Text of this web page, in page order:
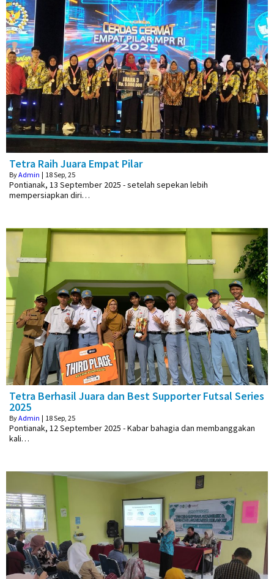
Tetra Raih Juara Empat Pilar
ByAdmin | 18Sep, 25
Pontianak, 13 September 2025 - setelah sepekan lebih
mempersiapkan diri…
Tetra Berhasil Juara dan Best Supporter Futsal Series
2025
ByAdmin | 18Sep, 25
Pontianak, 12 September 2025 - Kabar bahagia dan membanggakan
kali…